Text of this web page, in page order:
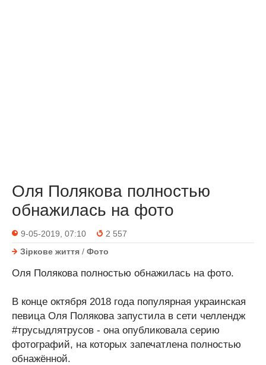
Оля Полякова полностью
обнажилась на фото
9-05-2019, 07:10
2 557
Зіркове життя / Фото
Оля Полякова полностью обнажилась на фото.
В конце октября 2018 года популярная украинская
певица Оля Полякова запустила в сети челлендж
#трусыдлятрусов - она опубликовала серию
фотографий, на которых запечатлена полностью
обнажённой.